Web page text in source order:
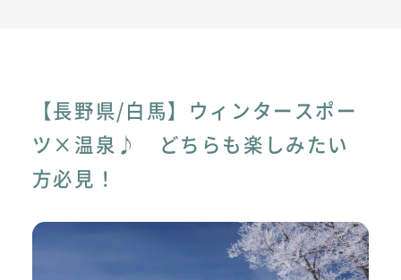
【長野県/白馬】ウィンタースポー
ツ×温泉♪ どちらも楽しみたい
方必見！